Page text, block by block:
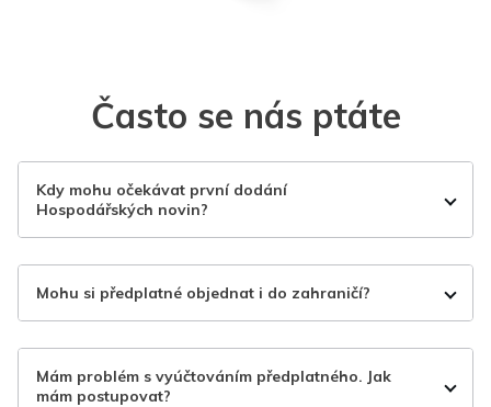
Často se nás ptáte
Kdy mohu očekávat první dodání
Hospodářských novin?
Mohu si předplatné objednat i do zahraničí?
Mám problém s vyúčtováním předplatného. Jak
mám postupovat?